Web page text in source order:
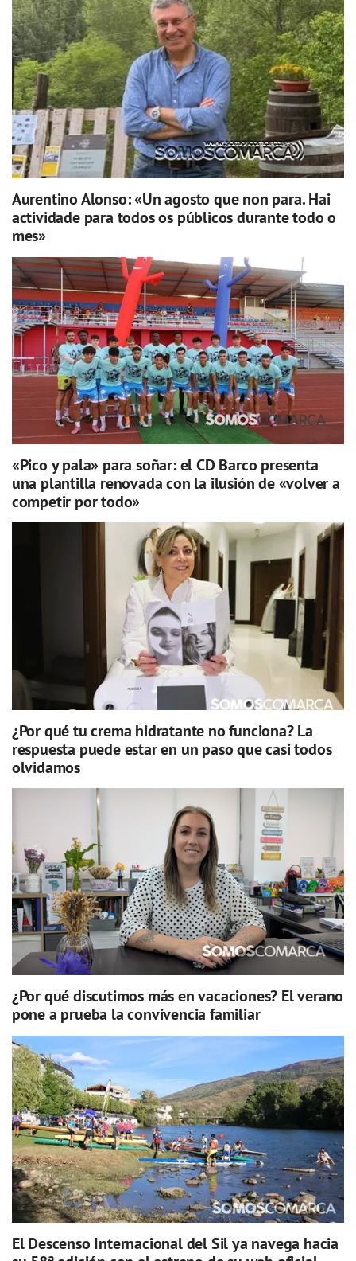
Aurentino Alonso: «Un agosto que non para. Hai
actividade para todos os públicos durante todo o
mes»
«Pico y pala» para soñar: el CD Barco presenta
una plantilla renovada con la ilusión de «volver a
competir por todo»
¿Por qué tu crema hidratante no funciona? La
respuesta puede estar en un paso que casi todos
olvidamos
¿Por qué discutimos más en vacaciones? El verano
pone a prueba la convivencia familiar
El Descenso Internacional del Sil ya navega hacia